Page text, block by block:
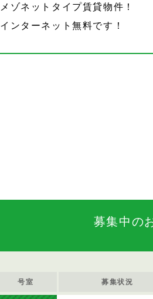
メゾネットタイプ賃貸物件！
インターネット無料です！
募集中の
号室 募集状況